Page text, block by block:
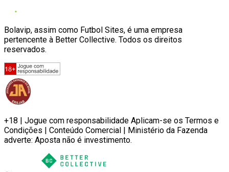
Bolavip, assim como Futbol Sites, é uma empresa
pertencente à Better Collective. Todos os direitos
reservados.
+18 | Jogue com responsabilidade Aplicam-se os Termos e
Condições | Conteúdo Comercial | Ministério da Fazenda
adverte: Aposta não é investimento.